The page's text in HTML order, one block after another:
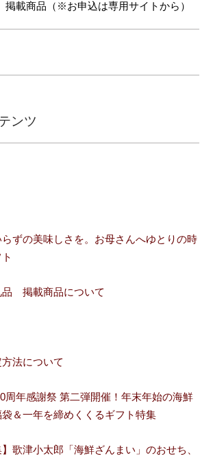
掲載商品（※お申込は専用サイトから）
ンツ
らずの美味しさを。お母さんへゆとりの時
品 掲載商品について
法について
周年感謝祭 第二弾開催！年末年始の海鮮
＆一年を締めくくるギフト特集
】歌津小太郎「海鮮ざんまい」のおせち、